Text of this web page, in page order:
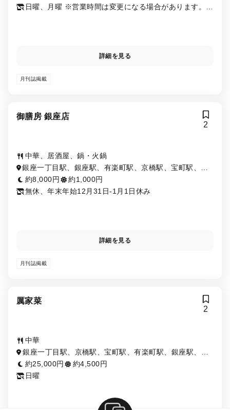
日曜、月曜 ※営業時間は変更になる場合があります。ご
詳細を見る
月刊誌掲載
御膳房 銀座店
2
中華、居酒屋、鍋・火鍋
銀座一丁目駅、銀座駅、有楽町駅、京橋駅、宝町駅、東
銀座駅、日比谷駅、新富町駅、築地駅
約8,000円
約1,000円
無休、年末年始12月31日-1月1日休み
詳細を見る
月刊誌掲載
厲家菜
2
中華
銀座一丁目駅、京橋駅、宝町駅、有楽町駅、銀座駅、東
銀座駅、新富町駅、日比谷駅
約25,000円
約4,500円
日曜